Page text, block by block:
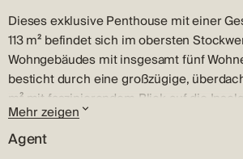
Dieses exklusive Penthouse mit einer
113 m² befindet sich im obersten
Wohngebäudes mit insgesamt fünf
besticht durch eine großzügige,
m² mit faszinierendem Blick auf die
Primošten und die Altstadt.
Zeitplan
Mehr zeigen
Agent